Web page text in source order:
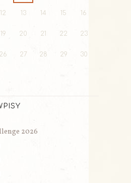
12 13 14 15 16
19 20 21 22 23
26 27 28 29 30
2026